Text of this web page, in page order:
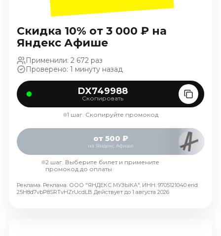
Октябрь 2026
Ноябрь 2026
Декабрь 2026
Выставки
Август 2026
Сентябрь 2026
Октябрь 2026
Декабрь 2026
Экскурсии
Сентябрь 2026
Октябрь 2026
Спорт
Скидка 10% от 3 000 ₽ на
Яндекс Афише
Применили: 2 672 раз
Проверено: 1 минуту назад
DX749988
Скопировать
1 шаг. Скопируйте промокод
от 500 ₽
на Яндекс Афише
2 шаг. Выберите билет и примените
промокод до оплаты
Реклама. Реклама. ООО "ЯНДЕКС МУЗЫКА", ИНН: 9705121040 erid:
25H8d7vbP8SRTvHZrUcdLB Действует до 1 августа 2026